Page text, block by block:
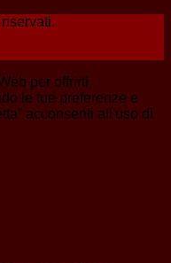
per offrirti
le tue preferenze e
acconsenti all'uso di